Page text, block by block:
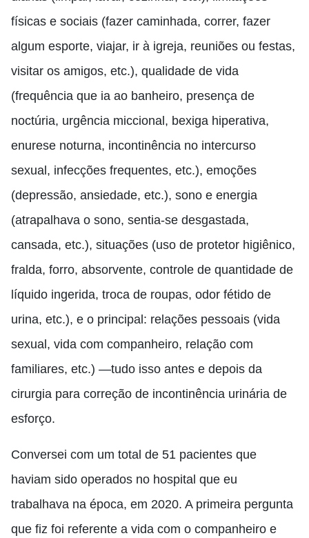
físicas e sociais (fazer caminhada, correr, fazer
algum esporte, viajar, ir à igreja, reuniões ou festas,
visitar os amigos, etc.), qualidade de vida
(frequência que ia ao banheiro, presença de
noctúria, urgência miccional, bexiga hiperativa,
enurese noturna, incontinência no intercurso
sexual, infecções frequentes, etc.), emoções
(depressão, ansiedade, etc.), sono e energia
(atrapalhava o sono, sentia-se desgastada,
cansada, etc.), situações (uso de protetor higiênico,
fralda, forro, absorvente, controle de quantidade de
líquido ingerida, troca de roupas, odor fétido de
urina, etc.), e o principal: relações pessoais (vida
sexual, vida com companheiro, relação com
familiares, etc.) —tudo isso antes e depois da
cirurgia para correção de incontinência urinária de
esforço.
Conversei com um total de 51 pacientes que
haviam sido operados no hospital que eu
trabalhava na época, em 2020. A primeira pergunta
que fiz foi referente a vida com o companheiro e